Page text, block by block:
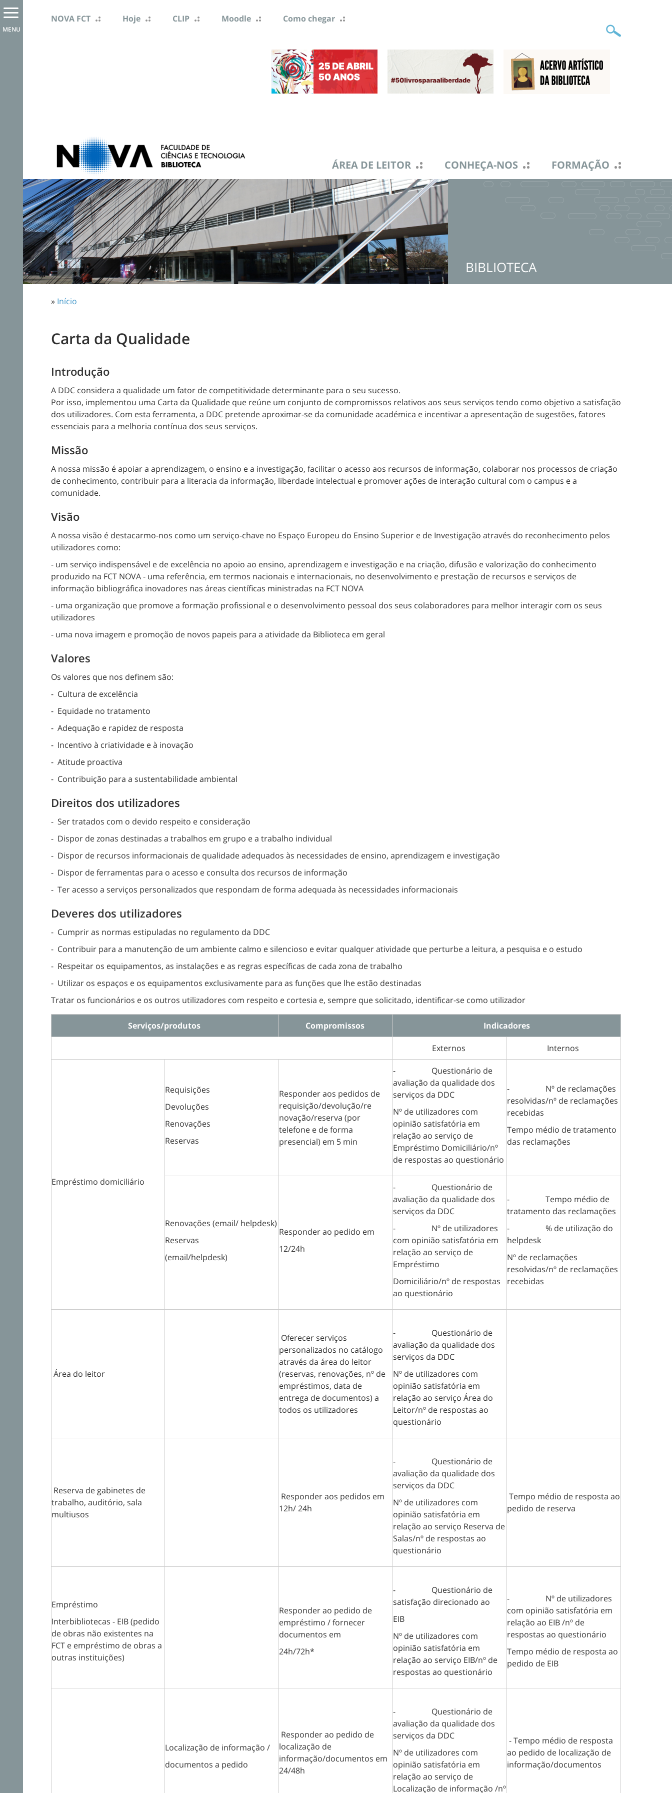
NOVA FCT Hoje CLIP Moodle Como chegar
ÁREA DE LEITOR CONHEÇA-NOS FORMAÇÃO
BIBLIOTECA
» Início
Carta da Qualidade
Introdução
A DDC considera a qualidade um fator de competitividade determinante para o seu sucesso.
Por isso, implementou uma Carta da Qualidade que reúne um conjunto de compromissos relativos aos seus serviços tendo como objetivo a satisfação
dos utilizadores. Com esta ferramenta, a DDC pretende aproximar-se da comunidade académica e incentivar a apresentação de sugestões, fatores
essenciais para a melhoria contínua dos seus serviços.
Missão
A nossa missão é apoiar a aprendizagem, o ensino e a investigação, facilitar o acesso aos recursos de informação, colaborar nos processos de criação
de conhecimento, contribuir para a literacia da informação, liberdade intelectual e promover ações de interação cultural com o campus e a
comunidade.
Visão
A nossa visão é destacarmo-nos como um serviço-chave no Espaço Europeu do Ensino Superior e de Investigação através do reconhecimento pelos
utilizadores como:
- um serviço indispensável e de excelência no apoio ao ensino, aprendizagem e investigação e na criação, difusão e valorização do conhecimento
produzido na FCT NOVA - uma referência, em termos nacionais e internacionais, no desenvolvimento e prestação de recursos e serviços de
informação bibliográfica inovadores nas áreas científicas ministradas na FCT NOVA
- uma organização que promove a formação profissional e o desenvolvimento pessoal dos seus colaboradores para melhor interagir com os seus
utilizadores
- uma nova imagem e promoção de novos papeis para a atividade da Biblioteca em geral
Valores
Os valores que nos definem são:
- Cultura de excelência
- Equidade no tratamento
- Adequação e rapidez de resposta
- Incentivo à criatividade e à inovação
- Atitude proactiva
- Contribuição para a sustentabilidade ambiental
Direitos dos utilizadores
- Ser tratados com o devido respeito e consideração
- Dispor de zonas destinadas a trabalhos em grupo e a trabalho individual
- Dispor de recursos informacionais de qualidade adequados às necessidades de ensino, aprendizagem e investigação
- Dispor de ferramentas para o acesso e consulta dos recursos de informação
- Ter acesso a serviços personalizados que respondam de forma adequada às necessidades informacionais
Deveres dos utilizadores
- Cumprir as normas estipuladas no regulamento da DDC
- Contribuir para a manutenção de um ambiente calmo e silencioso e evitar qualquer atividade que perturbe a leitura, a pesquisa e o estudo
- Respeitar os equipamentos, as instalações e as regras específicas de cada zona de trabalho
- Utilizar os espaços e os equipamentos exclusivamente para as funções que lhe estão destinadas
Tratar os funcionários e os outros utilizadores com respeito e cortesia e, sempre que solicitado, identificar-se como utilizador
Serviços/produtos Compromissos Indicadores
Externos Internos
Empréstimo domiciliário
Requisições
Devoluções
Renovações
Reservas
Responder aos pedidos de
requisição/devolução/re
novação/reserva (por
telefone e de forma
presencial) em 5 min
- Questionário de
avaliação da qualidade dos
serviços da DDC
Nº de utilizadores com
opinião satisfatória em
relação ao serviço de
Empréstimo Domiciliário/nº
de respostas ao questionário
- Nº de reclamações
resolvidas/nº de reclamações
recebidas
Tempo médio de tratamento
das reclamações
Renovações (email/ helpdesk)
Reservas
(email/helpdesk)
Responder ao pedido em
12/24h
- Questionário de
avaliação da qualidade dos
serviços da DDC
- Nº de utilizadores
com opinião satisfatória em
relação ao serviço de
Empréstimo
Domiciliário/nº de respostas
ao questionário
- Tempo médio de
tratamento das reclamações
- % de utilização do
helpdesk
Nº de reclamações
resolvidas/nº de reclamações
recebidas
Área do leitor
Oferecer serviços
personalizados no catálogo
através da área do leitor
(reservas, renovações, nº de
empréstimos, data de
entrega de documentos) a
todos os utilizadores
- Questionário de
avaliação da qualidade dos
serviços da DDC
Nº de utilizadores com
opinião satisfatória em
relação ao serviço Área do
Leitor/nº de respostas ao
questionário
Reserva de gabinetes de
trabalho, auditório, sala
multiusos
Responder aos pedidos em
12h/ 24h
- Questionário de
avaliação da qualidade dos
serviços da DDC
Nº de utilizadores com
opinião satisfatória em
relação ao serviço Reserva de
Salas/nº de respostas ao
questionário
Tempo médio de resposta ao
pedido de reserva
Empréstimo
Interbibliotecas - EIB (pedido
de obras não existentes na
FCT e empréstimo de obras a
outras instituições)
Responder ao pedido de
empréstimo / fornecer
documentos em
24h/72h*
- Questionário de
satisfação direcionado ao
EIB
Nº de utilizadores com
opinião satisfatória em
relação ao serviço EIB/nº de
respostas ao questionário
- Nº de utilizadores
com opinião satisfatória em
relação ao EIB /nº de
respostas ao questionário
Tempo médio de resposta ao
pedido de EIB
Localização de informação /
documentos a pedido
Responder ao pedido de
localização de
informação/documentos em
24/48h
- Questionário de
avaliação da qualidade dos
serviços da DDC
Nº de utilizadores com
opinião satisfatória em
relação ao serviço de
Localização de informação /nº
- Tempo médio de resposta
ao pedido de localização de
informação/documentos